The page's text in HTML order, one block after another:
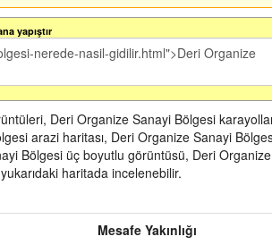
yapıştır
Deri Organize Sanayi Bölgesi
arazi haritası, Deri Organize Sanayi
Bölgesi üç boyutlu görüntüsü, Deri Organize
haritada incelenebilir.
Mesafe Yakınlığı